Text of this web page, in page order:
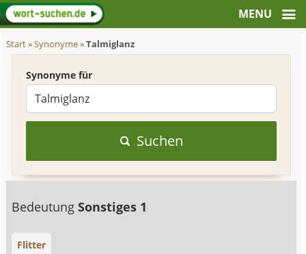
Start»Synonyme»Talmiglanz
Synonyme für
Suchen
BedeutungSonstiges 1
Flitter